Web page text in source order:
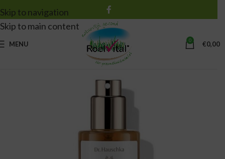
Skip to navigation
Skip to main content
MENU 0 €0,00